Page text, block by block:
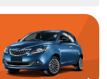
accurata di vetture usate
che ti garantiranno la
fra oltre 600 vetture dei
dopo passo